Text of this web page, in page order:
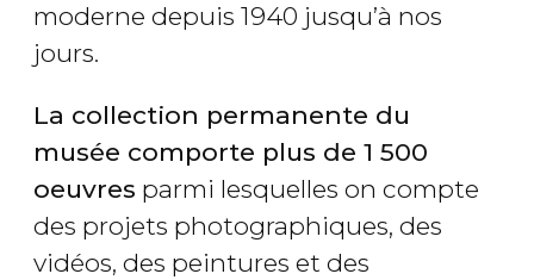
moderne depuis 1940 jusqu’à nos
jours.
La collection permanente du
musée comporte plus de 1 500
oeuvres parmi lesquelles on compte
des projets photographiques, des
vidéos, des peintures et des